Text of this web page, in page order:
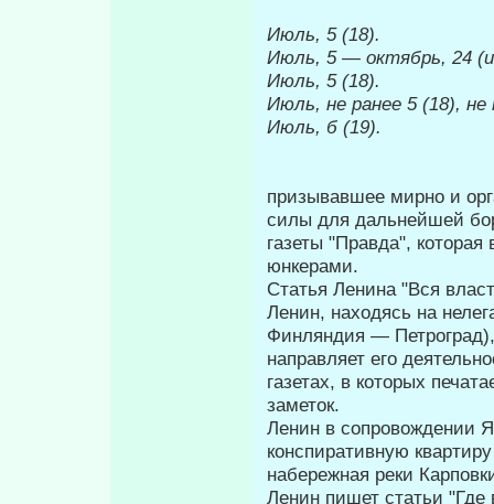
Июль, 5 (18).
Июль, 5 — октябрь, 24
Июль, 5 (18).
Июль, не ранее 5 (18), не
Июль, б (19).
призывавшее мирно и
силы для дальнейшей
газеты "Правда",
юнкерами.
Статья Ленина "Вся
Ленин, находясь на
Финляндия —
направляет его
газетах, в которых
заметок.
Ленин в сопровождении
конспиративную
набережная реки
Ленин пишет статьи "Где